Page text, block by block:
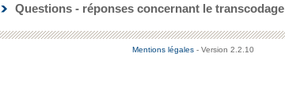
Questions - réponses concernant le transcodage
Mentions légales - Version 2.2.10